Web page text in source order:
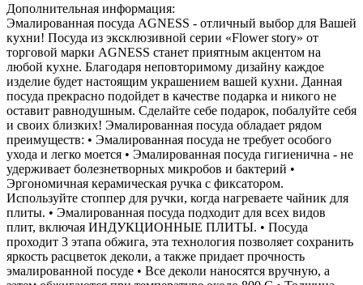
Дополнительная информация:
Эмалированная посуда AGNESS - отличный выбор для Вашей
кухни! Посуда из эксклюзивной серии «Flower story» от
торговой марки AGNESS станет приятным акцентом на
любой кухне. Благодаря неповторимому дизайну каждое
изделие будет настоящим украшением вашей кухни. Данная
посуда прекрасно подойдет в качестве подарка и никого не
оставит равнодушным. Сделайте себе подарок, побалуйте себя
и своих близких! Эмалированная посуда обладает рядом
преимуществ: • Эмалированная посуда не требует особого
ухода и легко моется • Эмалированная посуда гигиенична - не
удерживает болезнетворных микробов и бактерий •
Эргономичная керамическая ручка с фиксатором.
Используйте стоппер для ручки, когда нагреваете чайник для
плиты. • Эмалированная посуда подходит для всех видов
плит, включая ИНДУКЦИОННЫЕ ПЛИТЫ. • Посуда
проходит 3 этапа обжига, эта технология позволяет сохранить
яркость расцветок деколи, а также придает прочность
эмалированной посуде • Все деколи наносятся вручную, а